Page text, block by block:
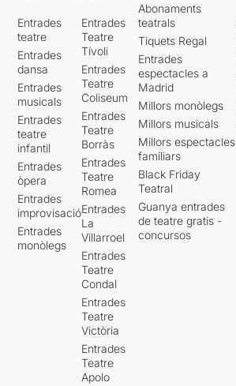
Entrades
teatre
Entrades
dansa
Entrades
musicals
Entrades
teatre
infantil
Entrades
òpera
Entrades
improvisació
Entrades
monòlegs
Entrades
Teatre
Tívoli
Entrades
Teatre
Coliseum
Entrades
Teatre
Borràs
Entrades
Teatre
Romea
Entrades
La
Villarroel
Entrades
Teatre
Condal
Entrades
Teatre
Victòria
Entrades
Teatre
Apolo
Abonaments
teatrals
Tiquets Regal
Entrades
espectacles a
Madrid
Millors monòlegs
Millors musicals
Millors espectacles
familiars
Black Friday
Teatral
Guanya entrades
de teatre gratis -
concursos